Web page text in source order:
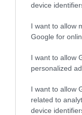
device
I want to allow
Google for
I want to allow
personalized
I want to allow
related to
device
kövessInstánés